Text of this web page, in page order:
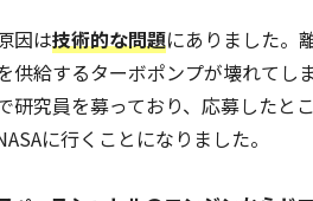
因は技術的な問題にありました。
供給するターボポンプが壊れてし
研究員を募っており、応募したと
に行くことになりました。